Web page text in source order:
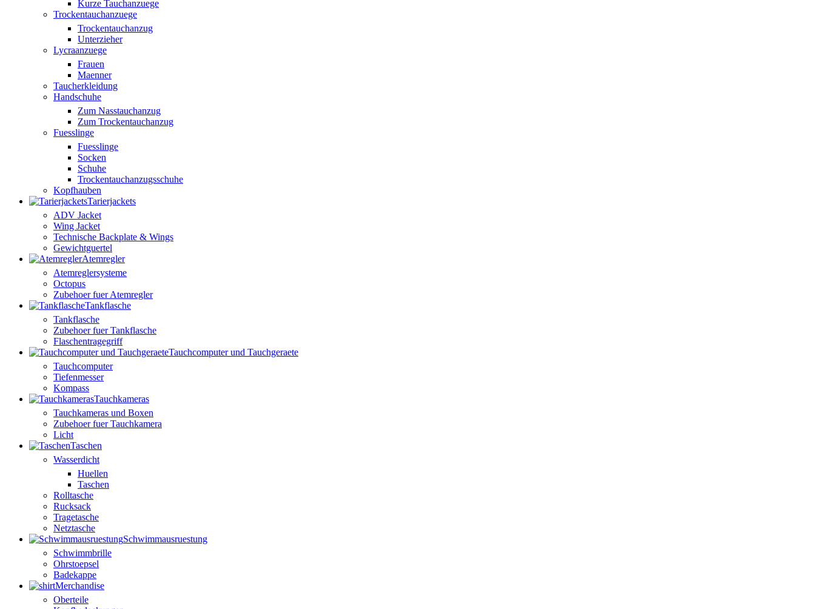
Kurze Tauchanzuege
Trockentauchanzuege
Trockentauchanzug
Unterzieher
Lycraanzuege
Frauen
Maenner
Taucherkleidung
Handschuhe
Zum Nasstauchanzug
Zum Trockentauchanzug
Fuesslinge
Fuesslinge
Socken
Schuhe
Trockentauchanzugsschuhe
Kopfhauben
Tarierjackets
ADV Jacket
Wing Jacket
Technische Backplate & Wings
Gewichtguertel
Atemregler
Atemreglersysteme
Octopus
Zubehoer fuer Atemregler
Tankflasche
Tankflasche
Zubehoer fuer Tankflasche
Flaschentragegriff
Tauchcomputer und Tauchgeraete
Tauchcomputer
Tiefenmesser
Kompass
Tauchkameras
Tauchkameras und Boxen
Zubehoer fuer Tauchkamera
Licht
Taschen
Wasserdicht
Huellen
Taschen
Rolltasche
Rucksack
Tragetasche
Netztasche
Schwimmausruestung
Schwimmbrille
Ohrstoepsel
Badekappe
Merchandise
Oberteile